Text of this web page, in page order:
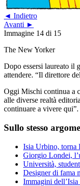
◄ Indietro
Avanti ►
Immagine 14 di 15
The New Yorker
Dopo essersi laureato il
attendere. “Il direttore del
Oggi Mischi continua a
alle diverse realtà
continuare a vivere qui”.
Sullo stesso
Isia Urbino, torna
Giorgio Londei,
Università,
Designer di fama
Immagini